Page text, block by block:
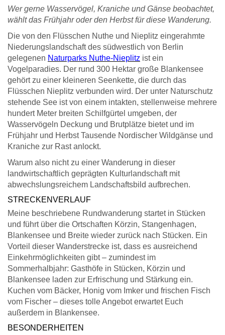
Wer gerne Wasservögel, Kraniche und Gänse beobachtet,
wählt das Frühjahr oder den Herbst für diese Wanderung.
Die von den Flüsschen Nuthe und Nieplitz eingerahmte
Niederungslandschaft des südwestlich von Berlin
gelegenen Naturparks Nuthe-Nieplitz ist ein
Vogelparadies. Der rund 300 Hektar große Blankensee
gehört zu einer kleineren Seenkette, die durch das
Flüsschen Nieplitz verbunden wird. Der unter Naturschutz
stehende See ist von einem intakten, stellenweise mehrere
hundert Meter breiten Schilfgürtel umgeben, der
Wasservögeln Deckung und Brutplätze bietet und im
Frühjahr und Herbst Tausende Nordischer Wildgänse und
Kraniche zur Rast anlockt.
Warum also nicht zu einer Wanderung in dieser
landwirtschaftlich geprägten Kulturlandschaft mit
abwechslungsreichem Landschaftsbild aufbrechen.
STRECKENVERLAUF
Meine beschriebene Rundwanderung startet in Stücken
und führt über die Ortschaften Körzin, Stangenhagen,
Blankensee und Breite wieder zurück nach Stücken. Ein
Vorteil dieser Wanderstrecke ist, dass es ausreichend
Einkehrmöglichkeiten gibt – zumindest im
Sommerhalbjahr: Gasthöfe in Stücken, Körzin und
Blankensee laden zur Erfrischung und Stärkung ein.
Kuchen vom Bäcker, Honig vom Imker und frischen Fisch
vom Fischer – dieses tolle Angebot erwartet Euch
außerdem in Blankensee.
BESONDERHEITEN